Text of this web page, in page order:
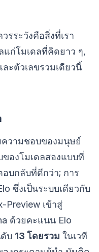
รระวังคือสิ่งที่เรา
แก่โมเดลที่คิดยาว ๆ,
ะตัวเลขรวมเดียวนี้
วามชอบของมนุษย์
องโมเดลสองแบบที่
บกลับที่ดีกว่า; การ
ซึ่งเป็นระบบเดียวกับ
Preview เข้าสู่
ด้วยคะแนน Elo
บ 13 โดยรวม ในเวที